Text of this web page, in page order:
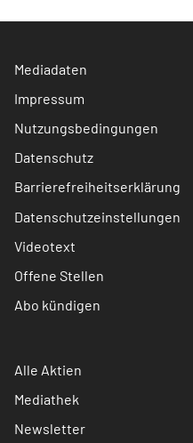
Mediadaten
Impressum
Nutzungsbedingungen
Datenschutz
Barrierefreiheitserklärung
Datenschutzeinstellungen
Videotext
Offene Stellen
Abo kündigen
Alle Aktien
Mediathek
Newsletter